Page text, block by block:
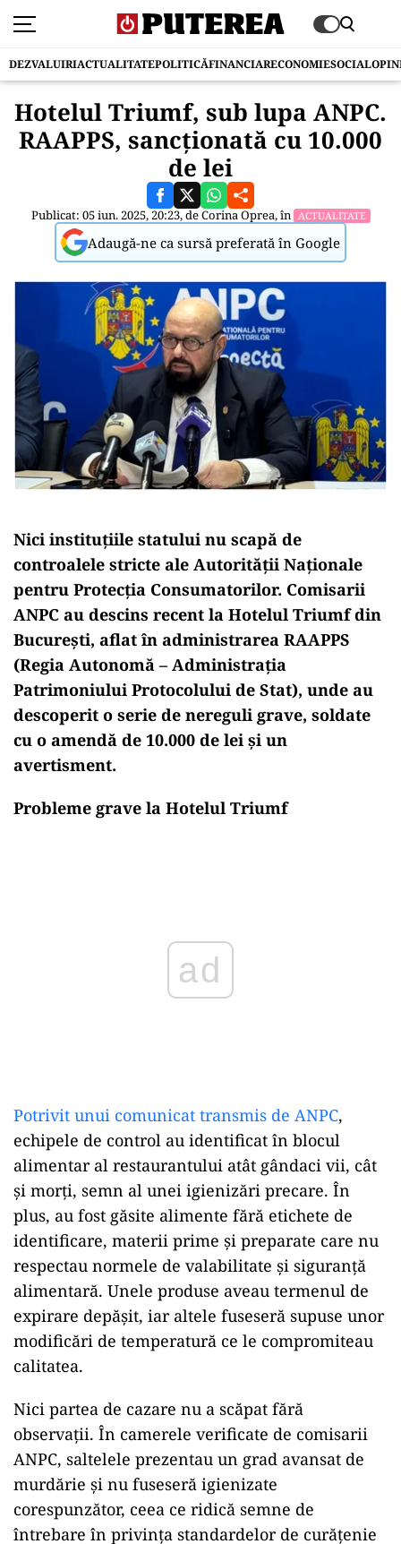
DEZVALUIRIACTUALITATEPOLITICĂFINANCIARECONOMIESOCIAL
Hotelul Triumf, sub lupa ANPC.
RAAPPS, sancționată cu 10.000
de lei
Publicat: 05 iun. 2025, 20:23, deCorina Oprea, în ACTUALITATE
Adaugă-ne ca sursă preferată în Google
Nici instituțiile statului nu scapă de
controalele stricte ale Autorității Naționale
pentru Protecția Consumatorilor. Comisarii
ANPC au descins recent la Hotelul Triumf din
București, aflat în administrarea RAAPPS
(Regia Autonomă – Administrația
Patrimoniului Protocolului de Stat), unde au
descoperit o serie de nereguli grave, soldate
cu o amendă de 10.000 de lei și un
avertisment.
Probleme grave la Hotelul Triumf
ad
Potrivit unui comunicat transmis de ANPC,
echipele de control au identificat în blocul
alimentar al restaurantului atât gândaci vii, cât
și morți, semn al unei igienizări precare. În
plus, au fost găsite alimente fără etichete de
identificare, materii prime și preparate care nu
respectau normele de valabilitate și siguranță
alimentară. Unele produse aveau termenul de
expirare depășit, iar altele fuseseră supuse unor
modificări de temperatură ce le compromiteau
calitatea.
Nici partea de cazare nu a scăpat fără
observații. În camerele verificate de comisarii
ANPC, saltelele prezentau un grad avansat de
murdărie și nu fuseseră igienizate
corespunzător, ceea ce ridică semne de
întrebare în privința standardelor de curățenie